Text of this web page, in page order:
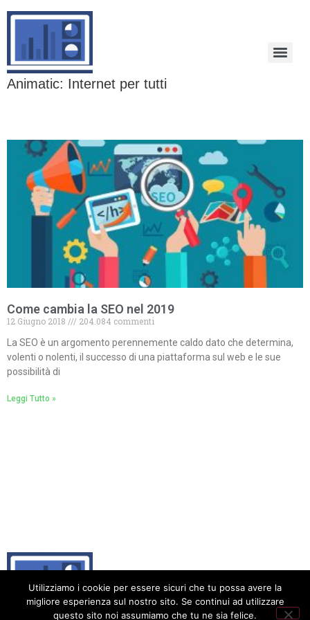
Animatic: Internet per tutti
Come cambia la SEO nel 2019
12 Giugno 2018
204.084 commenti
La SEO è un argomento perennemente caldo dato che determina,
volenti o nolenti, il successo di una piattaforma sul web e le sue
possibilità di
Leggi Tutto »
Utilizziamo i cookie per essere sicuri che tu possa avere la
migliore esperienza sul nostro sito. Se continui ad utilizzare
questo sito noi assumiamo che tu ne sia felice.